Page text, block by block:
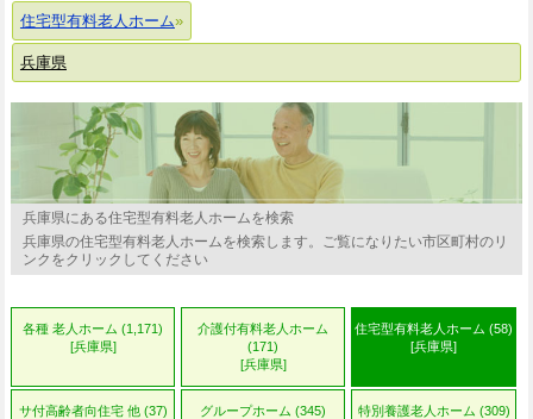
住宅型有料老人ホーム
兵庫県
兵庫県にある住宅型有料老人ホームを検索
兵庫県の住宅型有料老人ホームを検索します。ご覧になりたい市区町村のリ
ンクをクリックしてください
各種 老人ホーム (1,171)
[兵庫県]
介護付有料老人ホーム
(171)
[兵庫県]
住宅型有料老人ホーム (58)
[兵庫県]
サ付高齢者向住宅 他 (37)
グループホーム (345)
特別養護老人ホーム (309)